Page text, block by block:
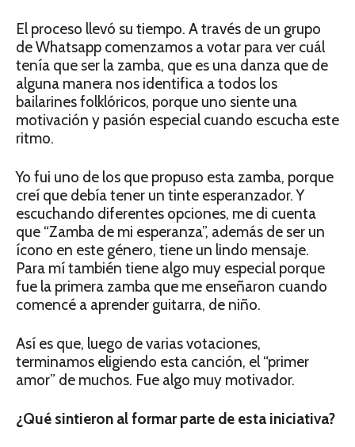
El proceso llevó su tiempo. A través de un grupo
de Whatsapp comenzamos a votar para ver cuál
tenía que ser la zamba, que es una danza que de
alguna manera nos identifica a todos los
bailarines folklóricos, porque uno siente una
motivación y pasión especial cuando escucha este
ritmo.
Yo fui uno de los que propuso esta zamba, porque
creí que debía tener un tinte esperanzador. Y
escuchando diferentes opciones, me di cuenta
que “Zamba de mi esperanza”, además de ser un
ícono en este género, tiene un lindo mensaje.
Para mí también tiene algo muy especial porque
fue la primera zamba que me enseñaron cuando
comencé a aprender guitarra, de niño.
Así es que, luego de varias votaciones,
terminamos eligiendo esta canción, el “primer
amor” de muchos. Fue algo muy motivador.
¿Qué sintieron al formar parte de esta iniciativa?